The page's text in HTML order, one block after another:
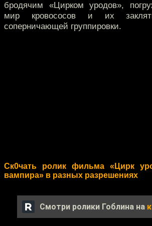
бродячим «Цирком уродов»,
мир кровососов и их
соперничающей группировки.
Ск0чать ролик фильма «Цирк
вампира» в разных разрешениях
Смотри ролики Гоблина на